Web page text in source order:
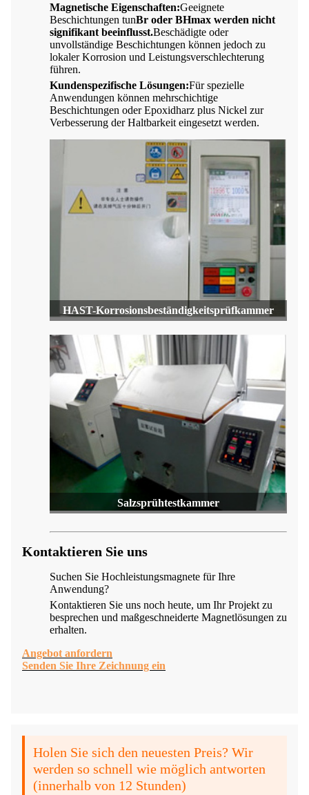
Magnetische Eigenschaften:Geeignete
Beschichtungen tunBr oder BHmax werden nicht
signifikant beeinflusst.Beschädigte oder
unvollständige Beschichtungen können jedoch zu
lokaler Korrosion und Leistungsverschlechterung
führen.
Kundenspezifische Lösungen:Für spezielle
Anwendungen können mehrschichtige
Beschichtungen oder Epoxidharz plus Nickel zur
Verbesserung der Haltbarkeit eingesetzt werden.
HAST-Korrosionsbeständigkeitsprüfkammer
Salzsprühtestkammer
Kontaktieren Sie uns
Suchen Sie Hochleistungsmagnete für Ihre
Anwendung?
Kontaktieren Sie uns noch heute, um Ihr Projekt zu
besprechen und maßgeschneiderte Magnetlösungen zu
erhalten.
Angebot anfordern
Senden Sie Ihre Zeichnung ein
Holen Sie sich den neuesten Preis? Wir
werden so schnell wie möglich antworten
(innerhalb von 12 Stunden)